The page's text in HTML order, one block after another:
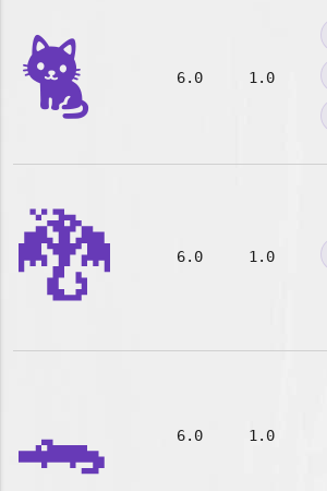
🐈 6.0 1.0
🐉 6.0 1.0
🐊 6.0 1.0